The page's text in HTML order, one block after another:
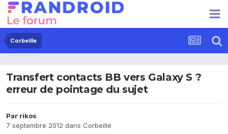
Corbeille
Transfert contacts BB vers Galaxy S ?
erreur de pointage du sujet
Par rikos
7 septembre 2012 dans Corbeille